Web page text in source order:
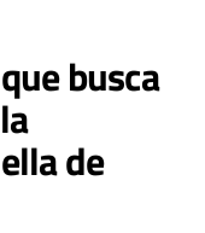
busca
de